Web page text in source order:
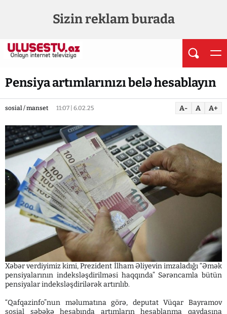
Sizin reklam burada
Pensiya artımlarınızı belə hesablayın
sosial / manset 11:07 | 6.02.25 A- A A+
Xəbər verdiyimiz kimi, Prezident İlham Əliyevin imzaladığı “Əmək
pensiyalarının indeksləşdirilməsi haqqında” Sərəncamla bütün
pensiyalar indeksləşdirilərək artırılıb.
“Qafqazinfo”nun məlumatına görə, deputat Vüqar Bayramov
sosial şəbəkə hesabında artımların hesablanma qaydasına